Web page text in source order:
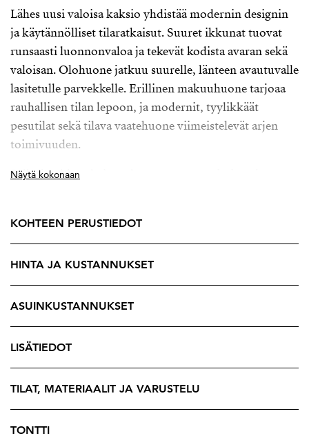
Lähes uusi valoisa kaksio yhdistää modernin designin
ja käytännölliset tilaratkaisut. Suuret ikkunat tuovat
runsaasti luonnonvaloa ja tekevät kodista avaran sekä
valoisan. Olohuone jatkuu suurelle, länteen avautuvalle
lasitetulle parvekkelle. Erillinen makuuhuone tarjoaa
rauhallisen tilan lepoon, ja modernit, tyylikkäät
pesutilat sekä tilava vaatehuone viimeistelevät arjen
toimivuuden.
Selkeä pohjaratkaisu tekee asunnosta toimivan ja
monenlaiseen sisustukseen. Tämä koti sopii
erinomaisesti niin omaksi kodiksi kuin sijoitukseenkin.
arjesta vaivatonta. Lisäksi merenrannan ulkoilureitit,
rantabulevardit ja vehreät virkistysalueet alkavat heti
kotiovelta.
moderni asumismukavuus ja ainutlaatuinen merellinen
Näytä kokonaan
KOHTEEN PERUSTIEDOT
HINTA JA KUSTANNUKSET
ASUINKUSTANNUKSET
LISÄTIEDOT
TILAT, MATERIAALIT JA VARUSTELU
TONTTI